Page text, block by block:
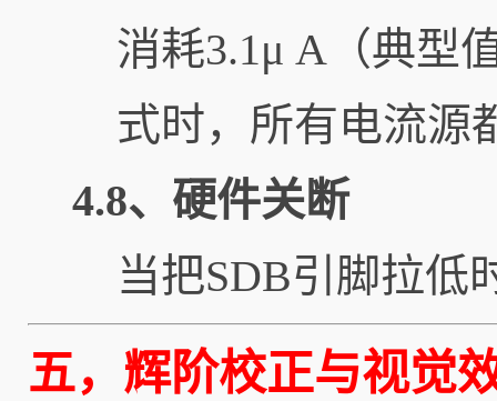
消耗3.1μ A（典型
式时，所有电流源
4.8、硬件关断
当把SDB引脚拉低
五，辉阶校正与视觉